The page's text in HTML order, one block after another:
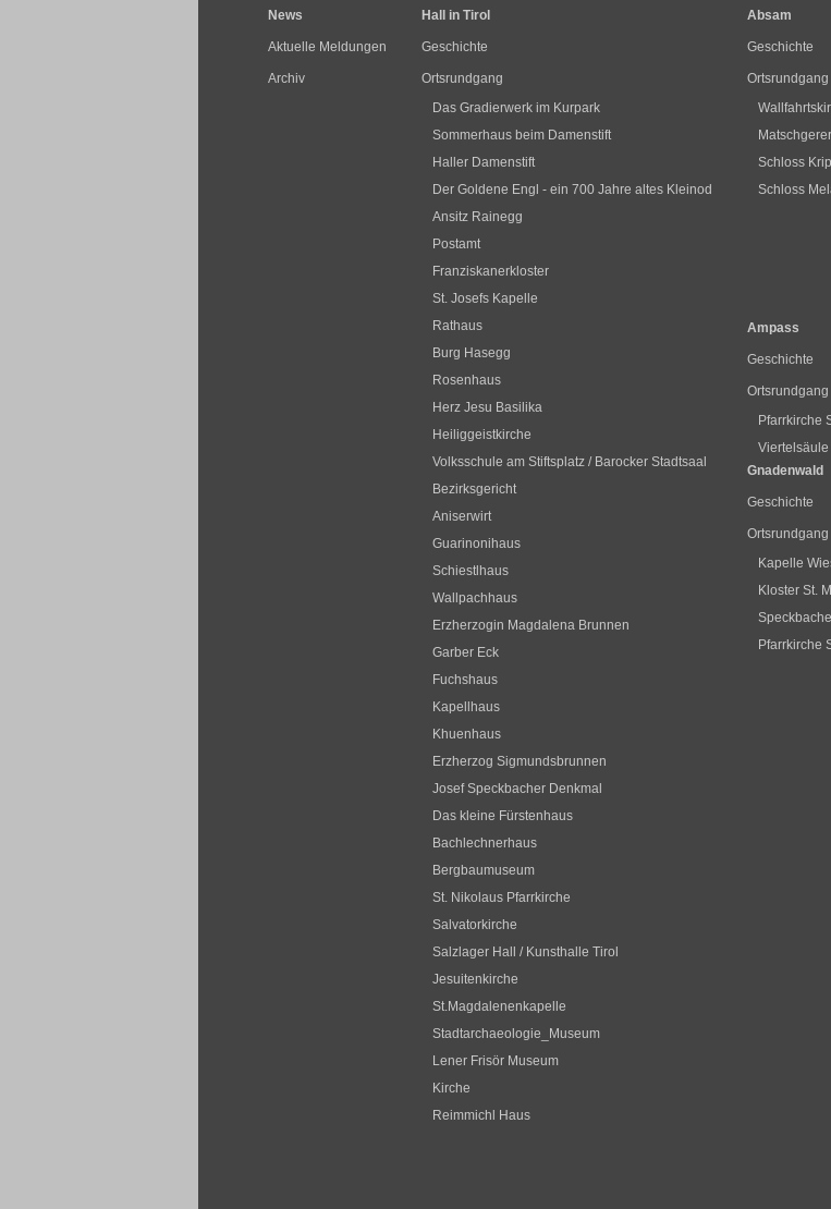
News
Aktuelle Meldungen
Archiv
Hall in Tirol
Geschichte
Ortsrundgang
Das Gradierwerk im Kurpark
Sommerhaus beim Damenstift
Haller Damenstift
Der Goldene Engl - ein 700 Jahre altes Kleinod
Ansitz Rainegg
Postamt
Franziskanerkloster
St. Josefs Kapelle
Rathaus
Burg Hasegg
Rosenhaus
Herz Jesu Basilika
Heiliggeistkirche
Volksschule am Stiftsplatz / Barocker Stadtsaal
Bezirksgericht
Aniserwirt
Guarinonihaus
Schiestlhaus
Wallpachhaus
Erzherzogin Magdalena Brunnen
Garber Eck
Fuchshaus
Kapellhaus
Khuenhaus
Erzherzog Sigmundsbrunnen
Josef Speckbacher Denkmal
Das kleine Fürstenhaus
Bachlechnerhaus
Bergbaumuseum
St. Nikolaus Pfarrkirche
Salvatorkirche
Salzlager Hall / Kunsthalle Tirol
Jesuitenkirche
St.Magdalenenkapelle
Stadtarchaeologie_Museum
Lener Frisör Museum
Kirche
Reimmichl Haus
Absam
Geschichte
Ortsrundgang
Schloss
Schloss
Ampass
Geschichte
Ortsrundgang
Pfarrkirche
Viertelsäule
Gnadenwald
Geschichte
Ortsrundgang
Kapelle
Kloster St.
Pfarrkirche